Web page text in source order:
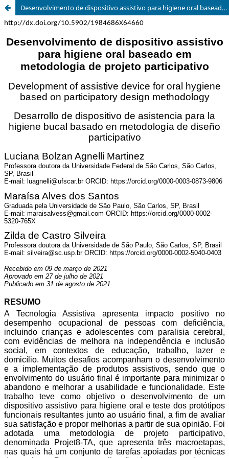
Desenvolvimento de dispositivo assistivo para higiene oral baseado em metodologia de projeto participativo